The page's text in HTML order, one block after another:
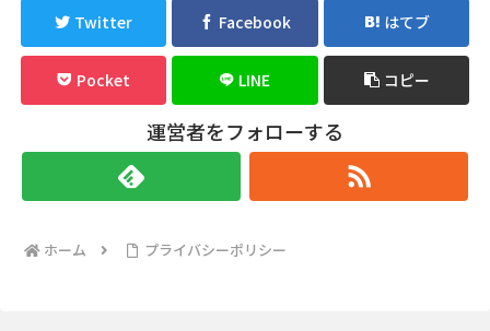
Twitter Facebook はてブ
Pocket LINE コピー
運営者をフォローする
ホーム プライバシーポリシー